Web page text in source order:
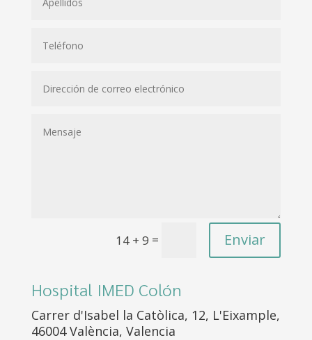
14 + 9 = Enviar
Hospital IMED Colón
Carrer d'Isabel la Catòlica, 12, L'Eixample,
46004 València, Valencia